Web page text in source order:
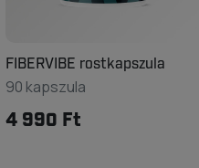
FIBERVIBE rostkapszula
90 kapszula
4 990 Ft